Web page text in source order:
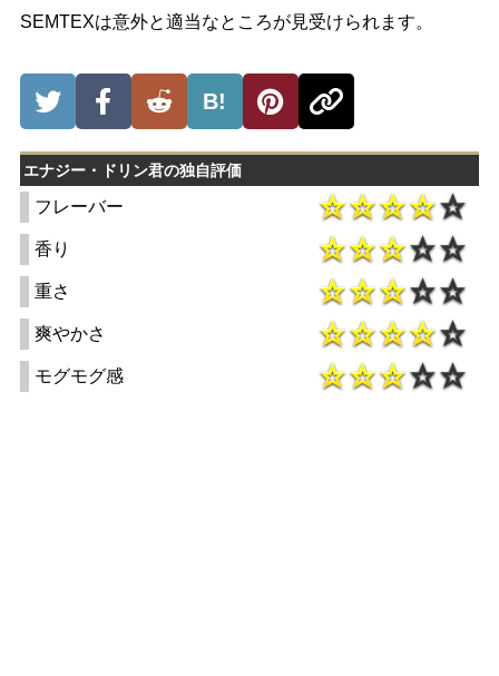
SEMTEXは意外と適当なところが見受けられます。
B!
エナジー・ドリン君の独自評価
フレーバー
香り
重さ
爽やかさ
モグモグ感